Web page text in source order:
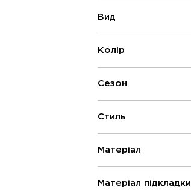
Вид
Колір
Сезон
Стиль
Матеріал
Матеріал підкладки